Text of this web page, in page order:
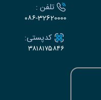
تلفن :
۰۸۶-32620000
کدپستی:
۳۸۱۸۱۷۵۸۴۶